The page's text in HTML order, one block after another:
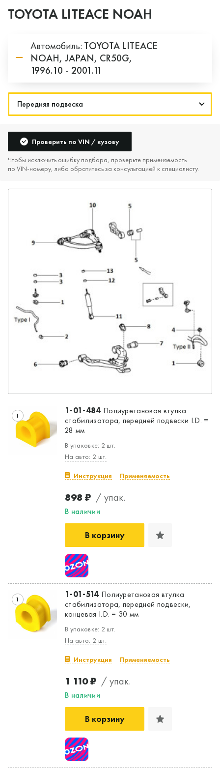
TOYOTA LITEACE NOAH
Автомобиль: TOYOTA LITEACE
NOAH, JAPAN, CR50G,
1996.10 - 2001.11
Проверить по VIN / кузову
Чтобы исключить ошибку подбора, проверьте применяемость
по VIN‑номеру, либо обратитесь за консультацией к специалисту.
1 1-01-484 Полиуретановая втулка
стабилизатора, передней подвески I.D. =
28 мм
В упаковке: 2 шт.
На авто: 2 шт.
Инструкция Применяемость
898 ₽ / упак.
В наличии
В корзину
1 1-01-514 Полиуретановая втулка
стабилизатора, передней подвески,
концевая I.D. = 30 мм
В упаковке: 2 шт.
На авто: 2 шт.
Инструкция Применяемость
1 110 ₽ / упак.
В наличии
В корзину